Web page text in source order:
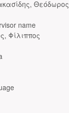
Θεόδωρος
name
Φίλιππος